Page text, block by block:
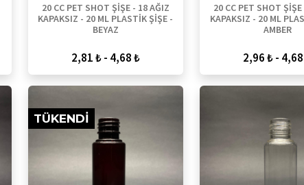
20 CC PET SHOT ŞİŞE - 18 AĞIZ
KAPAKSIZ - 20 ML PLASTİK ŞİŞE -
BEYAZ
2,81 ₺ - 4,68 ₺
20 CC PET SHOT
KAPAKSIZ - 20 ML
AMBER
2,96 ₺ -
TÜKENDI